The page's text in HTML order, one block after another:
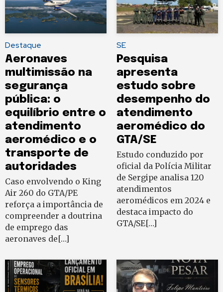
Destaque
Aeronaves
multimissão na
segurança
pública: o
equilíbrio entre o
atendimento
aeromédico e o
transporte de
autoridades
Caso envolvendo o King
Air 260 do GTA/PE
reforça a importância de
compreender a doutrina
de emprego das
aeronaves de[…]
SE
Pesquisa
apresenta
estudo sobre
desempenho do
atendimento
aeromédico do
GTA/SE
Estudo conduzido por
oficial da Polícia Militar
de Sergipe analisa 120
atendimentos
aeromédicos em 2024 e
destaca impacto do
GTA/SE[…]